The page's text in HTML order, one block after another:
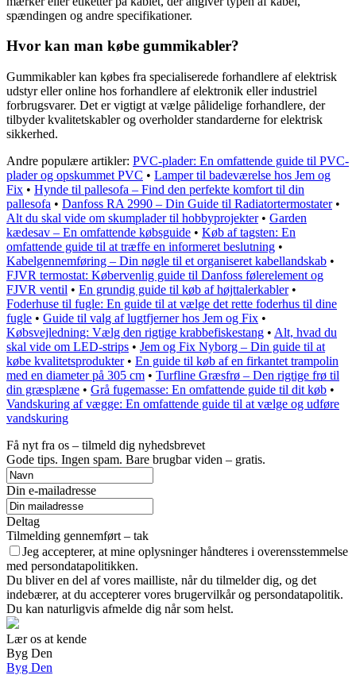
spændingen og andre specifikationer.
Hvor kan man købe gummikabler?
Gummikabler kan købes fra specialiserede forhandlere af elektrisk
udstyr eller online hos forhandlere af elektronik eller industriel
forbrugsvarer. Det er vigtigt at vælge pålidelige forhandlere, der
tilbyder kvalitetskabler og overholder standarderne for elektrisk
sikkerhed.
Andre populære artikler: PVC-plader: En omfattende guide til PVC-
plader og opskummet PVC • Lamper til badeværelse hos Jem og
Fix • Hynde til pallesofa – Find den perfekte komfort til din
pallesofa • Danfoss RA 2990 – Din Guide til Radiatortermostater•
Alt du skal vide om skumplader til hobbyprojekter• Garden
kædesav – En omfattende købsguide • Køb af tagsten: En
omfattende guide til at træffe en informeret beslutning •
Kabelgennemføring – Din nøgle til et organiseret kabellandskab •
FJVR termostat: Købervenlig guide til Danfoss følerelement og
FJVR ventil • En grundig guide til køb af højttalerkabler•
Foderhuse til fugle: En guide til at vælge det rette foderhus til dine
fugle • Guide til valg af lugtfjerner hos Jem og Fix •
Købsvejledning: Vælg den rigtige krabbefiskestang • Alt, hvad du
skal vide om LED-strips • Jem og Fix Nyborg – Din guide til at
købe kvalitetsprodukter• En guide til køb af en firkantet trampolin
med en diameter på 305 cm • Turfline Græsfrø – Den rigtige frø til
din græsplæne • Grå fugemasse: En omfattende guide til dit køb •
Vandskuring af vægge: En omfattende guide til at vælge og udføre
vandskuring
Få nyt fra os – tilmeld dig nyhedsbrevet
Gode tips. Ingen spam. Bare brugbar viden – gratis.
Din e-mailadresse
Deltag
Tilmelding gennemført – tak
Jeg accepterer, at mine oplysninger håndteres i overensstemmelse
med persondatapolitikken.
Du bliver en del af vores mailliste, når du tilmelder dig, og det
indebærer, at du accepterer vores brugervilkår og persondatapolitik.
Du kan naturligvis afmelde dig når som helst.
Lær os at kende
Byg Den
Byg Den